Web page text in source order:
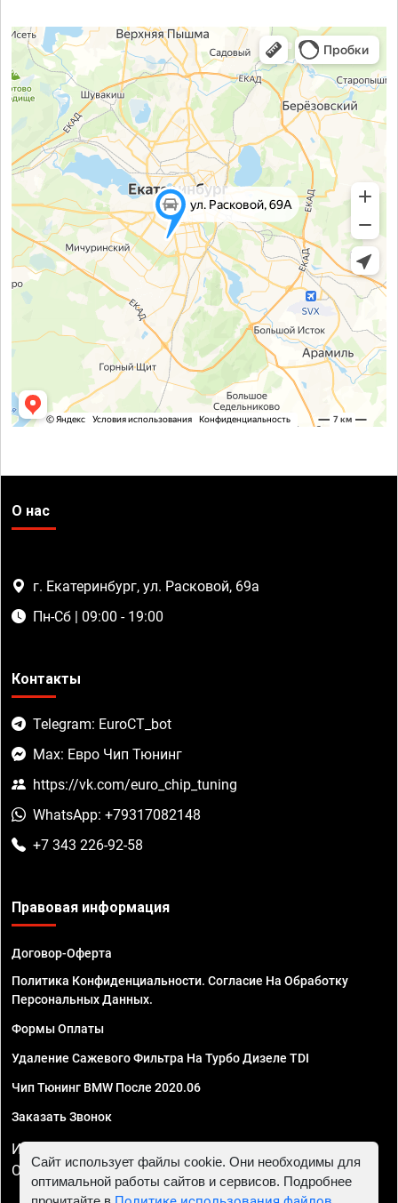
О нас
г. Екатеринбург, ул. Расковой, 69а
Пн-Сб | 09:00 - 19:00
Контакты
Telegram: EuroCT_bot
Max: Евро Чип Тюнинг
https://vk.com/euro_chip_tuning
WhatsApp: +79317082148
+7 343 226-92-58
Правовая информация
Договор-Оферта
Политика Конфиденциальности. Согласие На Обработку
Персональных Данных.
Формы Оплаты
Удаление Сажевого Фильтра На Турбо Дизеле TDI
Чип Тюнинг BMW После 2020.06
Заказать Звонок
ИП Смирнов Георгий Павлович. ИНН 781302555843,
ОГРНИП 324470400032610
Сайт использует файлы cookie. Они необходимы для
оптимальной работы сайтов и сервисов. Подробнее